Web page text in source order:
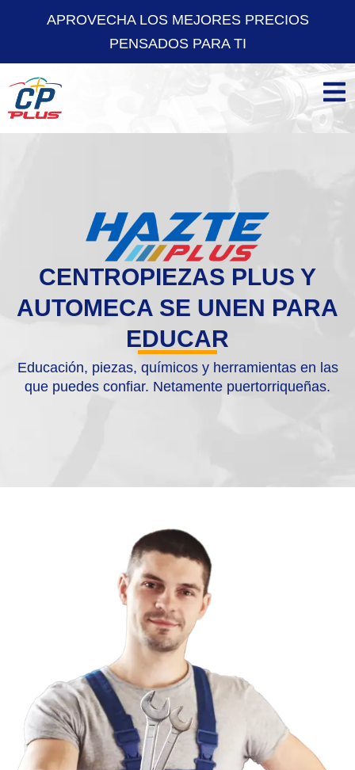
APROVECHA LOS MEJORES PRECIOS
PENSADOS PARA TI
CENTROPIEZAS PLUS Y
AUTOMECA SE UNEN PARA
EDUCAR
Educación, piezas, químicos y herramientas en las
que puedes confiar. Netamente puertorriqueñas.